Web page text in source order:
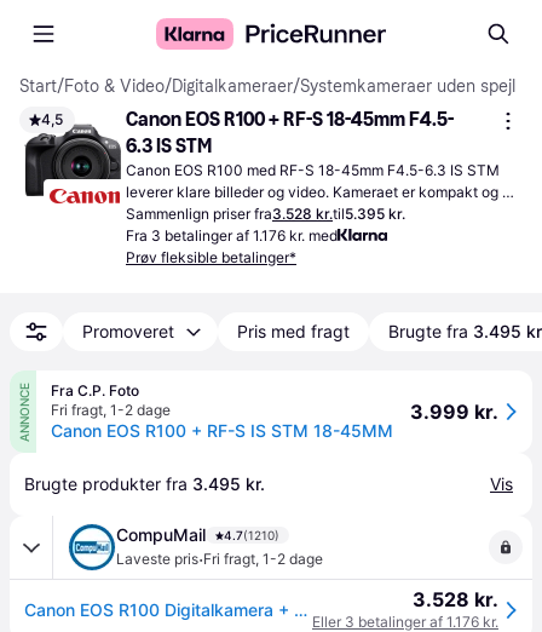
Start/Foto & Video/Digitalkameraer/Systemkameraer uden spejl
4,5
Canon EOS R100 + RF-S 18-45mm F4.5-
6.3 IS STM
Canon EOS R100 med RF-S 18-45mm F4.5-6.3 IS STM
leverer klare billeder og video. Kameraet er kompakt og
har indbygget billedstabilisator for let fotografering.
Sammenlign priser fra3.528 kr.til5.395 kr.
Fra 3 betalinger af 1.176 kr. med
Prøv fleksible betalinger*
Promoveret Pris med fragt Brugte fra 3.495
ANNONCE
Fra C.P. Foto
Fri fragt, 1-2 dage
Canon EOS R100 + RF-S IS STM 18-45MM
3.999 kr.
Brugte produkter fra 3.495 kr. Vis
CompuMail 4.7(1210)
Laveste pris·Fri fragt, 1-2 dage
Canon EOS R100 Digitalkamera + RF-S 18–45MM IS STM --> På lager, levering hos dig 08-08-2026 3.528 kr.
Eller 3 betalinger af 1.176 kr.